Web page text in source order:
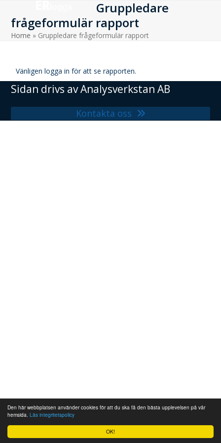
OK!
Den här webbplatsen använder cookies för att du ska få den bästa upplevelsen på vår
hemsida. Läs integritetspolicy
content
Gruppledare
frågeformulär rapport
Home » Gruppledare frågeformulär rapport
Vänligen logga in för att se rapporten.
Sidan drivs avAnalysverkstan AB
Kontakta oss